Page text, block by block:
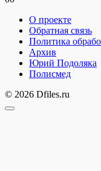
О проекте
Обратная связь
Политика
Архив
Юрий Подоляка
Полисмед
© 2026 Dfiles.ru